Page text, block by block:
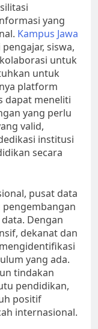
yang
Kampus Jawa
siswa,
untuk
untuk
platform
dapat meneliti
yang perlu
valid,
institusi
secara
pusat data
Dengan
dekanat dan
yang ada.
tindakan
pendidikan,
positif
internasional.